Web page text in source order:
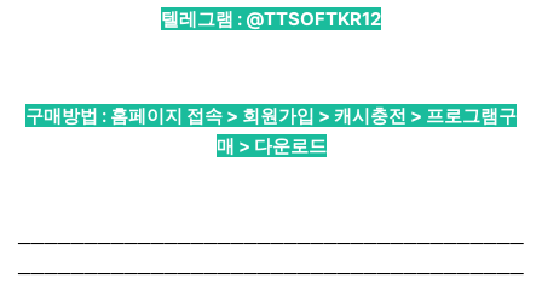
텔레그램 : @TTSOFTKR12
구매방법 : 홈페이지 접속 > 회원가입 > 캐시충전 > 프로그램구
매 > 다운로드
──────────────────────────────────────
──────────────────────────────────────